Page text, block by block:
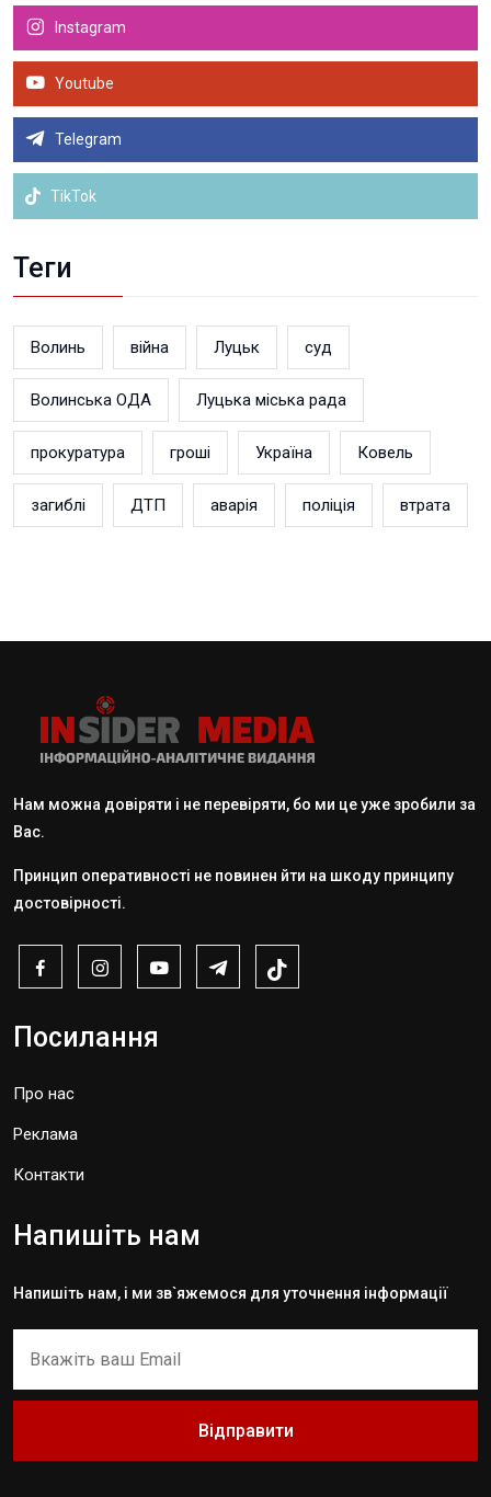
Instagram
Youtube
Telegram
TikTok
Теги
Волинь війна Луцьк суд
Волинська ОДА Луцька міська рада
прокуратура гроші Україна Ковель
загиблі ДТП аварія поліція втрата
Нам можна довіряти і не перевіряти, бо ми це уже зробили за
Вас.
Принцип оперативності не повинен йти на шкоду принципу
достовірності.
Посилання
Про нас
Реклама
Контакти
Напишіть нам
Напишіть нам, і ми зв`яжемося для уточнення інформації
Відправити